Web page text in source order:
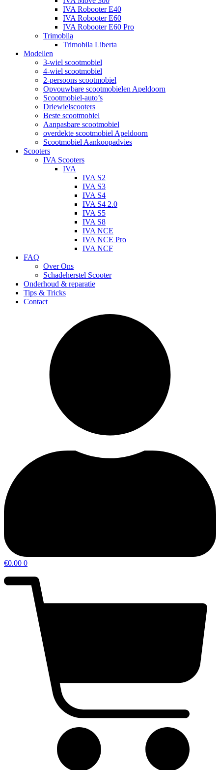
IVA Robooter E40
IVA Robooter E60
IVA Robooter E60 Pro
Trimobila
Trimobila Liberta
Modellen
3-wiel scootmobiel
4-wiel scootmobiel
2-persoons scootmobiel
Opvouwbare scootmobielen Apeldoorn
Scootmobiel-auto’s
Driewielscooters
Beste scootmobiel
Aanpasbare scootmobiel
overdekte scootmobiel Apeldoorn
Scootmobiel Aankoopadvies
Scooters
IVA Scooters
IVA
IVA S2
IVA S3
IVA S4
IVA S4 2.0
IVA S5
IVA S8
IVA NCE
IVA NCE Pro
IVA NCF
FAQ
Over Ons
Schadeherstel Scooter
Onderhoud & reparatie
Tips & Tricks
Contact
€0.00 0